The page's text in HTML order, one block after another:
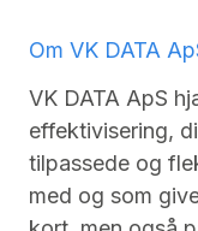
Om VK DATA
VK DATA ApS
effektivisering,
tilpassede og
med og som